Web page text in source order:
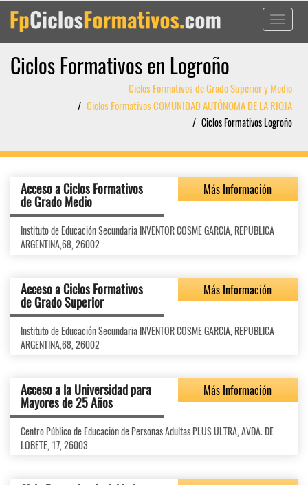
Toggle
Ciclos Formativos en Logroño
Ciclos Formativos de Grado Superior y Medio
Ciclos Formativos COMUNIDAD AUTÓNOMA DE LA RIOJA
Ciclos Formativos Logroño
Acceso a Ciclos Formativos
de Grado Medio
Más Información
Instituto de Educación Secundaria INVENTOR COSME GARCIA, REPUBLICA
ARGENTINA,68, 26002
Acceso a Ciclos Formativos
de Grado Superior
Más Información
Instituto de Educación Secundaria INVENTOR COSME GARCIA, REPUBLICA
ARGENTINA,68, 26002
Acceso a la Universidad para
Mayores de 25 Años
Más Información
Centro Público de Educación de Personas Adultas PLUS ULTRA, AVDA. DE
LOBETE, 17, 26003